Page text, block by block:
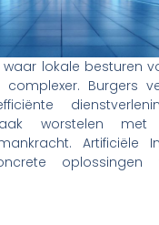
lokale besturen
Burgers
worstelen met
Artificiële